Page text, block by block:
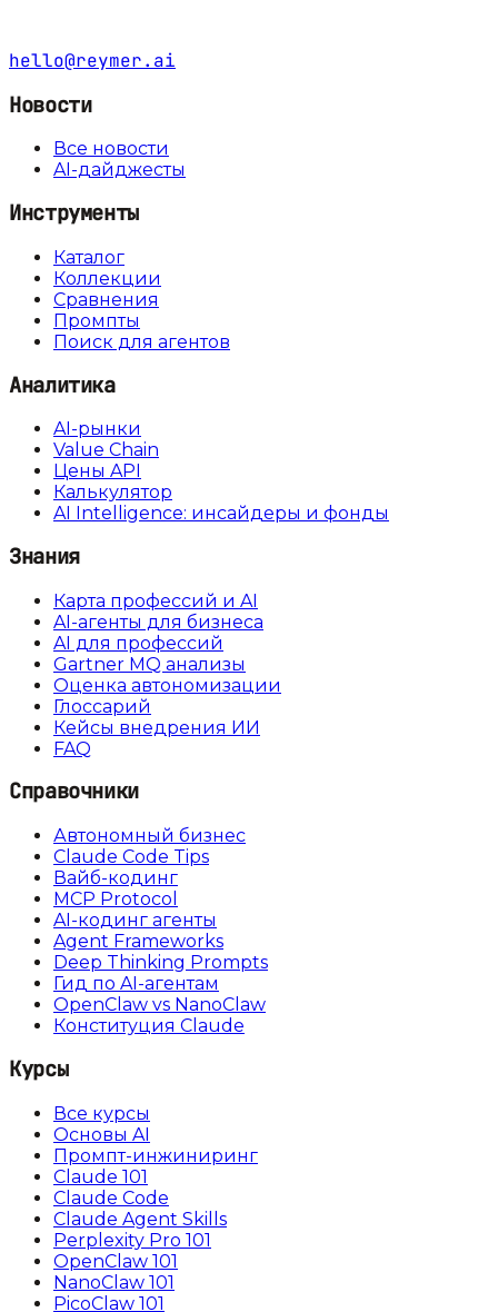
hello@reymer.ai
Новости
Все новости
AI-дайджесты
Инструменты
Каталог
Коллекции
Сравнения
Промпты
Поиск для агентов
Аналитика
AI-рынки
Value Chain
Цены API
Калькулятор
AI Intelligence: инсайдеры и фонды
Знания
Карта профессий и AI
AI-агенты для бизнеса
AI для профессий
Gartner MQ анализы
Оценка автономизации
Глоссарий
Кейсы внедрения ИИ
FAQ
Справочники
Автономный бизнес
Claude Code Tips
Вайб-кодинг
MCP Protocol
AI-кодинг агенты
Agent Frameworks
Deep Thinking Prompts
Гид по AI-агентам
OpenClaw vs NanoClaw
Конституция Claude
Курсы
Все курсы
Основы AI
Промпт-инжиниринг
Claude 101
Claude Code
Claude Agent Skills
Perplexity Pro 101
OpenClaw 101
NanoClaw 101
PicoClaw 101